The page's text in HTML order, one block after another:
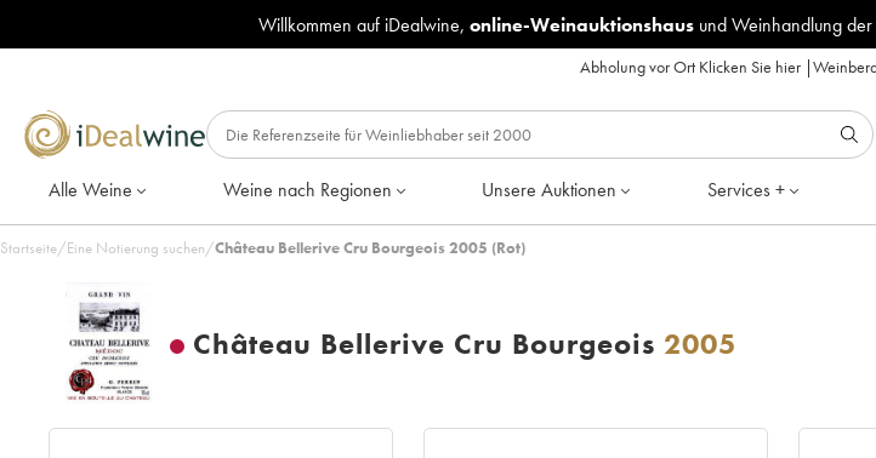
Willkommen auf iDealwine, online-Weinauktionshausund Weinhandlung
Abholung vor Ort Klicken Sie hier|
Alle Weine Weine nach Regionen Unsere Auktionen Services +
Startseite/Eine Notierung suchen/Château Bellerive Cru Bourgeois 2005 (Rot)
Château Bellerive Cru Bourgeois 2005